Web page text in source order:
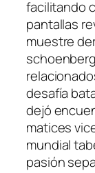
facilitando
pantallas
muestre
desafía
dejó
matices
mundial
pasión